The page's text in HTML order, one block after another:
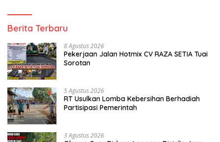
Berita Terbaru
8 Agustus 2026
Pekerjaan Jalan Hotmix CV RAZA SETIA Tuai
Sorotan
5 Agustus 2026
RT Usulkan Lomba Kebersihan Berhadiah
Partisipasi Pemerintah
3 Agustus 2026